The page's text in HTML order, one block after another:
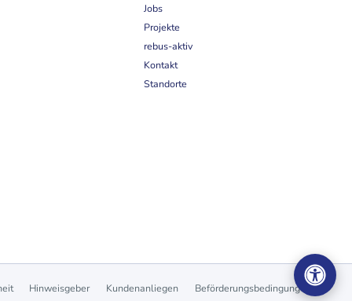
Jobs
Projekte
rebus-aktiv
Kontakt
Standorte
Hinweisgeber Kundenanliegen Beförderungsbedingungen